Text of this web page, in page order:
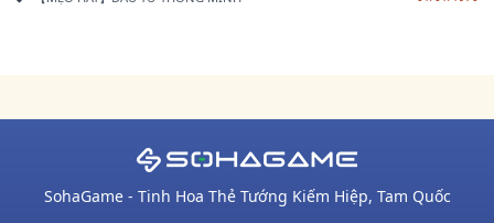
SohaGame - Tinh Hoa Thẻ Tướng Kiếm Hiệp, Tam Quốc